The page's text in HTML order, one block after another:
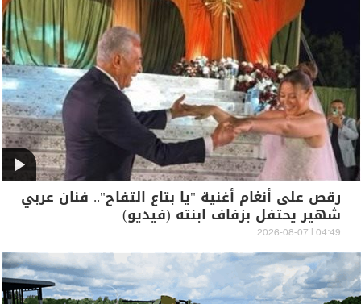
رقص على أنغام أغنية "يا بتاع التفاح".. فنان عربي
شهير يحتفل بزفاف ابنته (فيديو)
04:49 | 2026-08-07